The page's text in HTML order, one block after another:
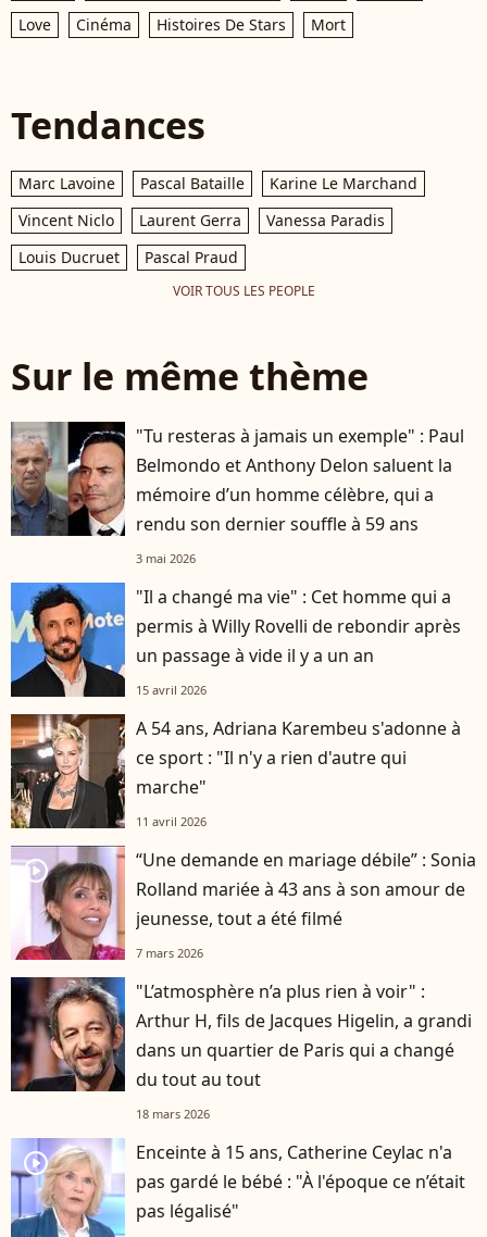
Love
Cinéma Histoires De Stars Mort
Tendances
Marc Lavoine Pascal Bataille
Karine Le Marchand
Vincent Niclo
Laurent Gerra
Vanessa Paradis
Louis Ducruet
Pascal Praud
VOIR TOUS LES PEOPLE
Sur le même thème
"Tu resteras à jamais un exemple" : Paul
Belmondo et Anthony Delon saluent la
mémoire d’un homme célèbre, qui a
rendu son dernier souffle à 59 ans
3 mai 2026
"Il a changé ma vie" : Cet homme qui a
permis à Willy Rovelli de rebondir après
un passage à vide il y a un an
15 avril 2026
A 54 ans, Adriana Karembeu s'adonne à
ce sport : "Il n'y a rien d'autre qui
marche"
11 avril 2026
player2
“Une demande en mariage débile” : Sonia
Rolland mariée à 43 ans à son amour de
jeunesse, tout a été filmé
7 mars 2026
"L’atmosphère n’a plus rien à voir" :
Arthur H, fils de Jacques Higelin, a grandi
dans un quartier de Paris qui a changé
du tout au tout
18 mars 2026
player2
Enceinte à 15 ans, Catherine Ceylac n'a
pas gardé le bébé : "À l'époque ce n’était
pas légalisé"